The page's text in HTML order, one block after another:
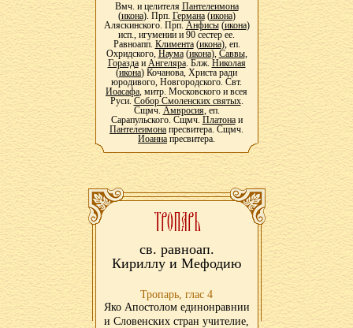
Вмч. и целителя Пантелеимона
(икона). Прп. Германа(икона)
Аляскинского. Прп. Анфисы(икона)
исп., игумении и 90 сестер ее.
Равноапп. Климента(икона), еп.
Охридского, Наума(икона), Саввы,
Гораздаи Ангеляра. Блж. Николая
(икона) Кочанова, Христа ради
юродивого, Новгородского. Свт.
Иоасафа, митр. Московского и всея
Руси. Собор Смоленских святых.
Сщмч. Амвросия, еп.
Сарапульского. Сщмч. Платонаи
Пантелеимона пресвитера. Сщмч.
Иоанна пресвитера.
св. равноап.
Кириллу и Мефодию
Тропарь, глас 4
Яко Апостолом единонравнии
и Словенских стран учителие,